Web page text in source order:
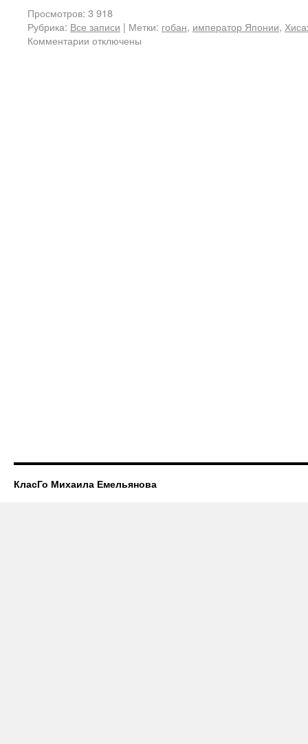
Просмотров: 3 918
Рубрика: Все записи | Метки: гобан, император Японии,
Комментарии отключены
КласГо Михаила Емельянова